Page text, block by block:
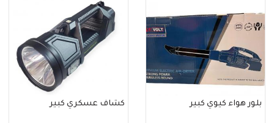
بلور هواء كيوي كبير كشاف عسكري كبير